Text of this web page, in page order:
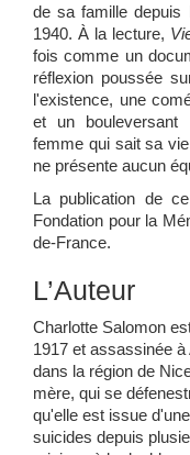
de sa famille depuis
1940. À la lecture,
fois comme un
réflexion poussée
l'existence, une
et un bouleversant
femme qui sait sa
ne présente aucun
La publication de
Fondation pour la
de-France.
L’Auteur
Charlotte Salomon
1917 et assassinée
dans la région de
mère, qui se
qu'elle est issue
suicides depuis